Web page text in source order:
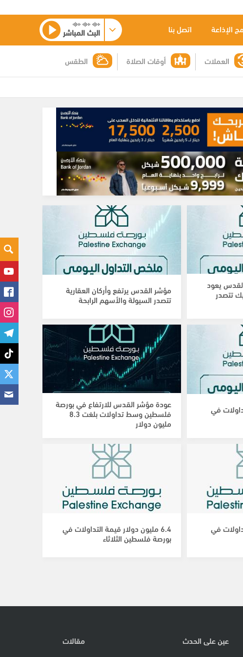
الإذاعة اتصل بنا البث المباشر
الطقس أوقات الصلاة العملات
يعود
تتصدر
مؤشر القدس يرتفع وأركان العقارية
تتصدر السيولة والأسهم الرابحة
في
عودة مؤشر القدس للارتفاع في بورصة
فلسطين وسط تداولات بلغت 8.3
مليون دولار
في
6.4 مليون دولار قيمة التداولات في
بورصة فلسطين الثلاثاء
عين على الحدث مقالات